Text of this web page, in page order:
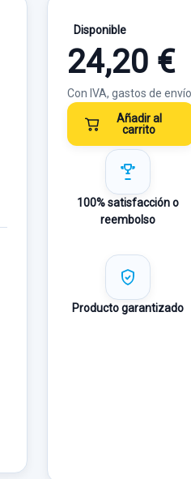
Disponible
24,20 €
Con IVA, gastos de
Añadir al
carrito
100% satisfacción o
reembolso
Producto garantizado